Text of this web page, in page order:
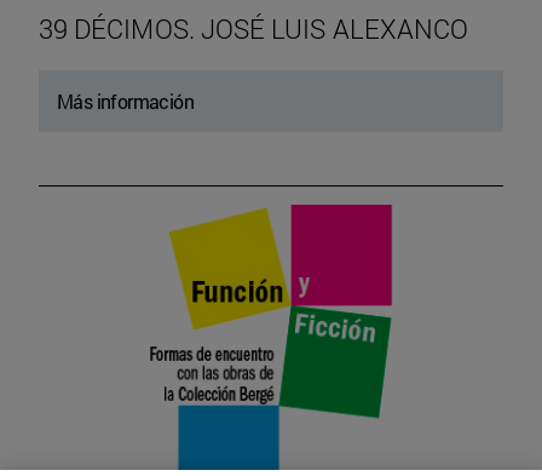
39 DÉCIMOS. JOSÉ LUIS ALEXANCO
Más información